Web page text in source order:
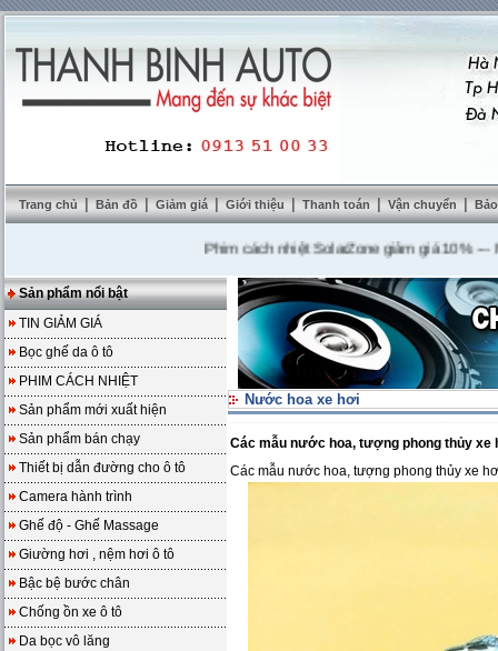
Trang chủ | Bản đồ | Giảm giá | Giới thiệu | Thanh toán | Vận chuyển |
Phim cách nhiệt SolarZone giảm giá 10%---Mua
Sản phẩm nổi bật
TIN GIẢM GIÁ
Bọc ghế da ô tô
PHIM CÁCH NHIỆT
Sản phẩm mới xuất hiện
Sản phẩm bán chạy
Thiết bị dẫn đường cho ô tô
Camera hành trình
Ghế độ - Ghế Massage
Giường hơi , nệm hơi ô tô
Bậc bệ bước chân
Chống ồn xe ô tô
Da bọc vô lăng
Nước hoa xe hơi
Các mẫu nước hoa, tượng phong thủy xe
Các mẫu nước hoa, tượng phong thủy xe